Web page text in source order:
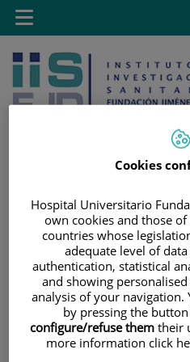
Saltar al contenido
contenido
Selector
Buscar
Toggle
navigation
Cookies
Hospital Universitario
own cookies and those
countries whose
adequate level of
authentication, statistical
and showing
analysis of your navigation.
by pressing the
configure/refuse them their
more information click